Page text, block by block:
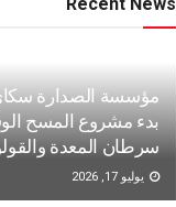
مؤسسة الصدارة سكاي
بدء مشروع المسح
سرطان المعدة
يوليو 17, 2026